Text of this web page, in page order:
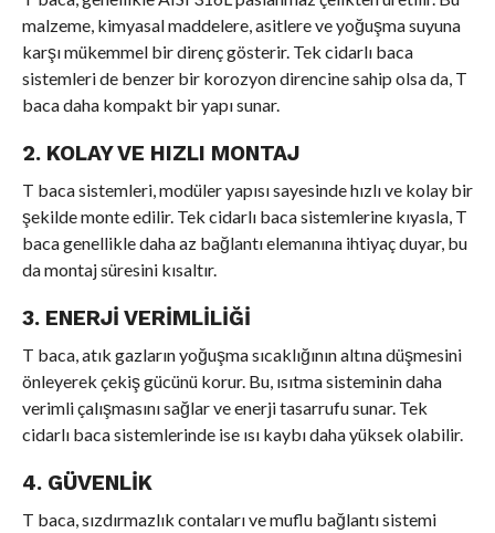
malzeme, kimyasal maddelere, asitlere ve yoğuşma suyuna
karşı mükemmel bir direnç gösterir. Tek cidarlı baca
sistemleri de benzer bir korozyon direncine sahip olsa da, T
baca daha kompakt bir yapı sunar.
2. KOLAY VE HIZLI MONTAJ
T baca sistemleri, modüler yapısı sayesinde hızlı ve kolay bir
şekilde monte edilir. Tek cidarlı baca sistemlerine kıyasla, T
baca genellikle daha az bağlantı elemanına ihtiyaç duyar, bu
da montaj süresini kısaltır.
3. ENERJI VERIMLILIĞI
T baca, atık gazların yoğuşma sıcaklığının altına düşmesini
önleyerek çekiş gücünü korur. Bu, ısıtma sisteminin daha
verimli çalışmasını sağlar ve enerji tasarrufu sunar. Tek
cidarlı baca sistemlerinde ise ısı kaybı daha yüksek olabilir.
4. GÜVENLIK
T baca, sızdırmazlık contaları ve muflu bağlantı sistemi